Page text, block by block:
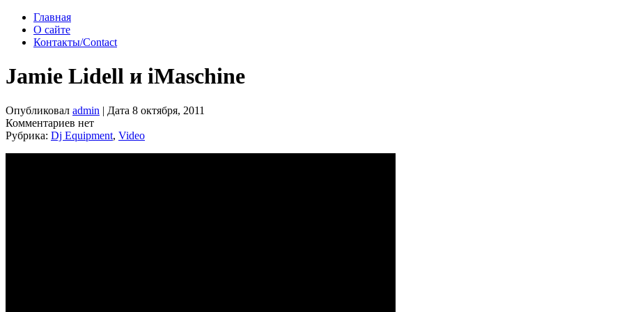
Главная
О сайте
Контакты/Contact
Jamie Lidell и iMaschine
Опубликовал admin | Дата 8 октября, 2011
Комментариев нет
Рубрика: Dj Equipment, Video